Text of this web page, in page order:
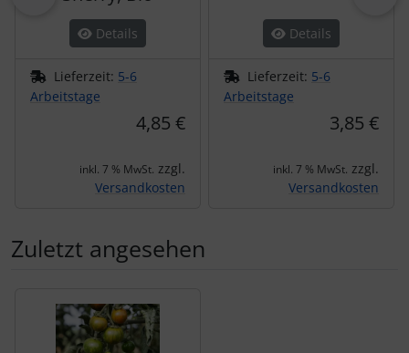
Details
Lieferzeit: 5-6
Arbeitstage
4,85 €
inkl. 7 % MwSt. zzgl.
Versandkosten
Details
Lieferzeit: 5-6
Arbeitstage
3,85 €
inkl. 7 % MwSt. zzgl.
Versandkosten
Zuletzt angesehen